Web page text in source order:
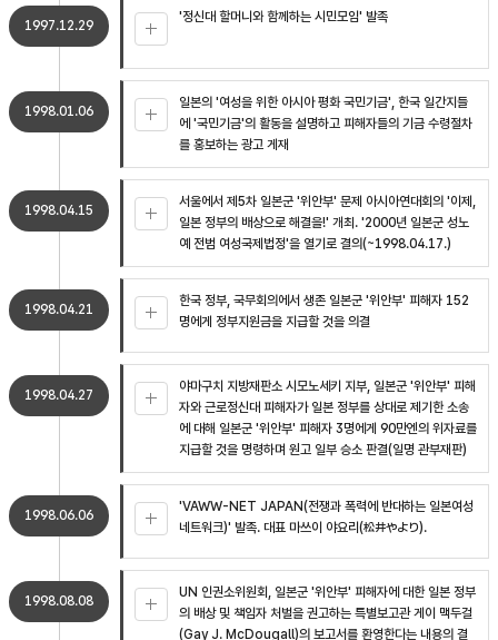
1997.12.29
'정신대 할머니와 함께하는 시민모임' 발족
1998.01.06
일본의 '여성을 위한 아시아 평화 국민기금', 한국 일간지들
에 '국민기금'의 활동을 설명하고 피해자들의 기금 수령절차
를 홍보하는 광고 게재
1998.04.15
서울에서 제5차 일본군 '위안부' 문제 아시아연대회의 '이제,
일본 정부의 배상으로 해결을!' 개최. '2000년 일본군 성노
예 전범 여성국제법정'을 열기로 결의(~1998.04.17.)
1998.04.21
한국 정부, 국무회의에서 생존 일본군 '위안부' 피해자 152
명에게 정부지원금을 지급할 것을 의결
1998.04.27
야마구치 지방재판소 시모노세키 지부, 일본군 '위안부' 피해
자와 근로정신대 피해자가 일본 정부를 상대로 제기한 소송
에 대해 일본군 '위안부' 피해자 3명에게 90만엔의 위자료를
지급할 것을 명령하며 원고 일부 승소 판결(일명 관부재판)
1998.06.06
'VAWW-NET JAPAN(전쟁과 폭력에 반대하는 일본여성
네트워크)' 발족. 대표 마쓰이 야요리(松井やより).
1998.08.08
UN 인권소위원회, 일본군 '위안부' 피해자에 대한 일본 정부
의 배상 및 책임자 처벌을 권고하는 특별보고관 게이 맥두걸
(Gay J. McDougall)의 보고서를 환영한다는 내용의 결